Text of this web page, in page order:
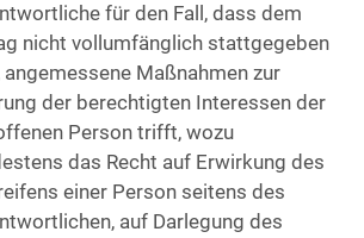
für den Fall, dass dem
nicht vollumfänglich stattgegeben
angemessene Maßnahmen zur
der berechtigten Interessen der
Person trifft, wozu
das Recht auf Erwirkung des
einer Person seitens des
auf Darlegung des